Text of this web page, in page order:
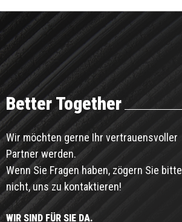
Better Together
Wir möchten gerne Ihr vertrauensvoller
Partner werden.
Wenn Sie Fragen haben, zögern Sie bitte
nicht, uns zu kontaktieren!
WIR SIND FÜR SIE DA.